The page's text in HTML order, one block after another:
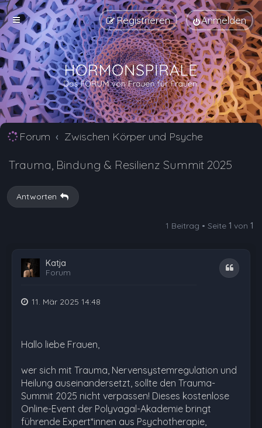
Anmelden
Registrieren
Forum Zwischen Körper und Psyche
Trauma, Bindung & Resilienz Summit 2025
Antworten
1 Beitrag • Seite 1 von 1
Katja
Forum
Zitat
11. Mär 2025 14:48
Hallo liebe Frauen,
wer sich mit Trauma, Nervensystemregulation und
Heilung auseinandersetzt, sollte den Trauma-
Summit 2025 nicht verpassen! Dieses kostenlose
Online-Event der Polyvagal-Akademie bringt
führende Expert*innen aus Psychotherapie,